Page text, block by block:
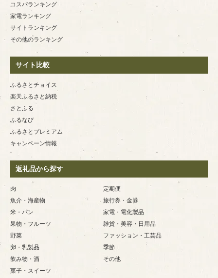
コスパランキング
家電ランキング
サイトランキング
その他のランキング
サイト比較
ふるさとチョイス
楽天ふるさと納税
さとふる
ふるなび
ふるさとプレミアム
キャンペーン情報
返礼品から探す
肉
魚介・海産物
米・パン
果物・フルーツ
野菜
卵・乳製品
飲み物・酒
菓子・スイーツ
定期便
旅行券・金券
家電・電化製品
雑貨・美容・日用品
ファッション・工芸品
季節
その他